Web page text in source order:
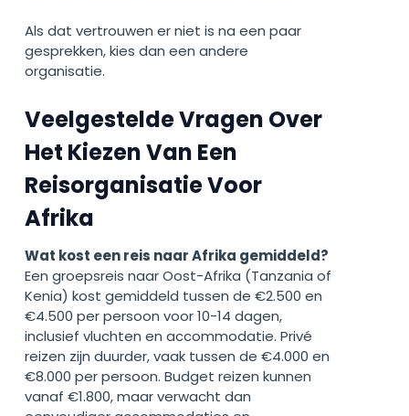
Als dat vertrouwen er niet is na een paar
gesprekken, kies dan een andere
organisatie.
Veelgestelde Vragen Over
Het Kiezen Van Een
Reisorganisatie Voor
Afrika
Wat kost een reis naar Afrika gemiddeld?
Een groepsreis naar Oost-Afrika (Tanzania of
Kenia) kost gemiddeld tussen de €2.500 en
€4.500 per persoon voor 10-14 dagen,
inclusief vluchten en accommodatie. Privé
reizen zijn duurder, vaak tussen de €4.000 en
€8.000 per persoon. Budget reizen kunnen
vanaf €1.800, maar verwacht dan